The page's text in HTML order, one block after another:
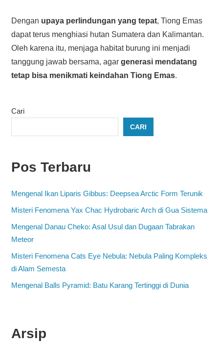
Dengan upaya perlindungan yang tepat, Tiong Emas
dapat terus menghiasi hutan Sumatera dan Kalimantan.
Oleh karena itu, menjaga habitat burung ini menjadi
tanggung jawab bersama, agar generasi mendatang
tetap bisa menikmati keindahan Tiong Emas.
Cari
CARI
Pos Terbaru
Mengenal Ikan Liparis Gibbus: Deepsea Arctic Form Terunik
Misteri Fenomena Yax Chac Hydrobaric Arch di Gua Sistema
Mengenal Danau Cheko: Asal Usul dan Dugaan Tabrakan
Meteor
Misteri Fenomena Cats Eye Nebula: Nebula Paling Kompleks
di Alam Semesta
Mengenal Balls Pyramid: Batu Karang Tertinggi di Dunia
Arsip